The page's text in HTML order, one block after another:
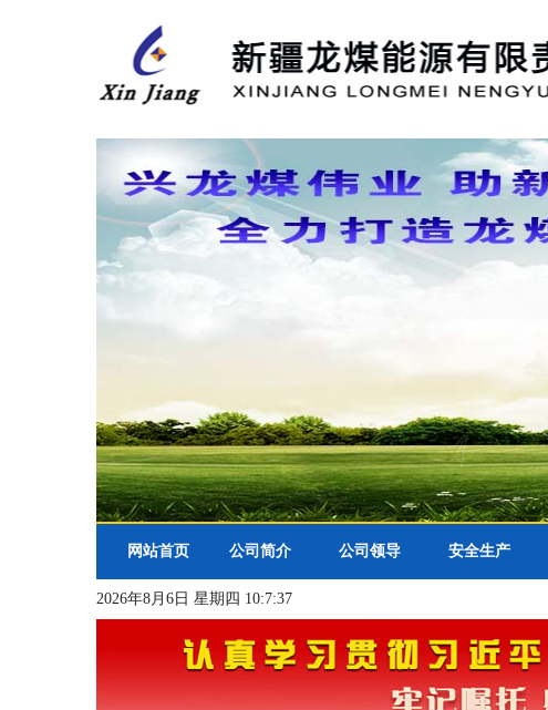
网站首页 公司简介 公司领导 安全生产
2026年8月6日 星期四 10:7:38